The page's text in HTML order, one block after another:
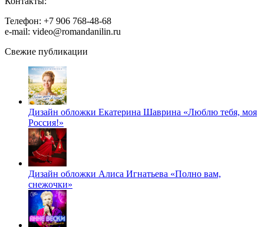
Телефон: +7 906 768-48-68
e-mail: video@romandanilin.ru
Свежие публикации
Дизайн обложки Екатерина Шаврина «Люблю тебя, моя
Россия!»
Дизайн обложки Алиса Игнатьева «Полно вам,
снежочки»